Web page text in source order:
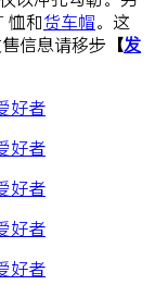
恤和货车帽。这
信息请移步 【发